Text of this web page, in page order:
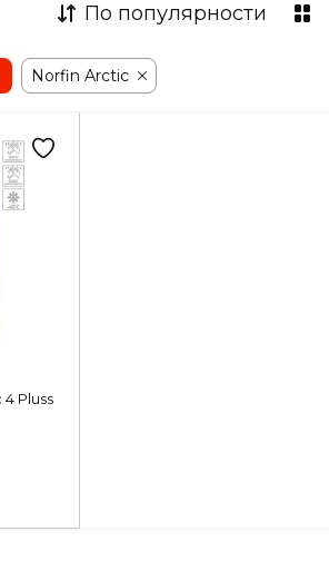
По популярности
Norfin Arctic
Pluss